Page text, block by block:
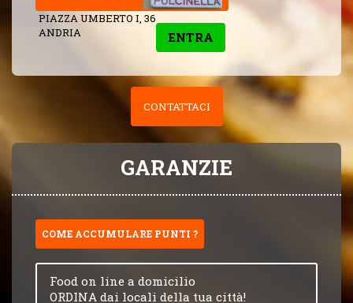
PIAZZA UMBERTO I, 36
ANDRIA
ENTRA
CONTATTACI
GARANZIE
COME ACCUMULARE PUNTI ?
Food on line a domicilio
ORDINA dai locali della tua città!